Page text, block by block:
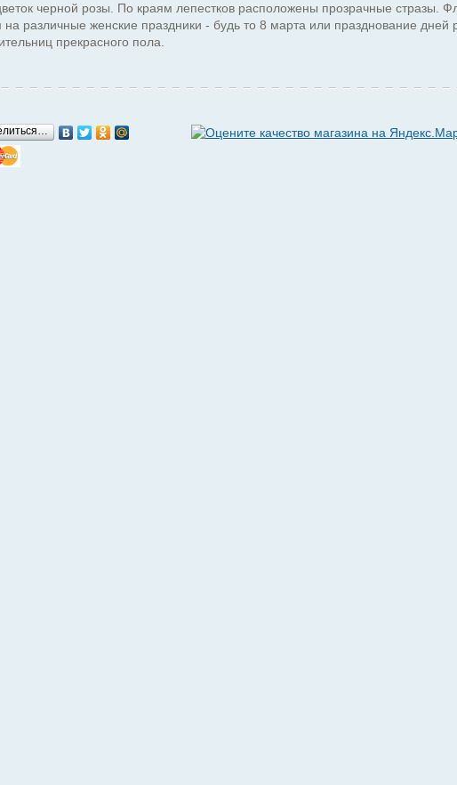
черной розы. По краям лепестков расположены прозрачные стразы.
на различные женские праздники - будь то 8 марта или празднование
прекрасного пола.